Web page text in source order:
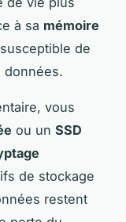
à sa mémoire
de
données.
vous
ou un SSD
de stockage
restent